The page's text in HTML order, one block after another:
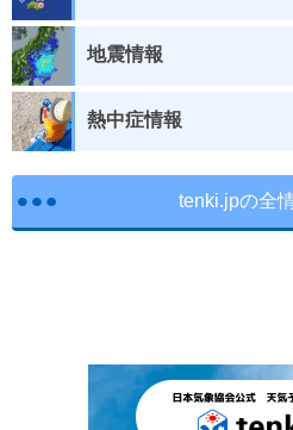
地震情報
熱中症情報
tenki.jpの全